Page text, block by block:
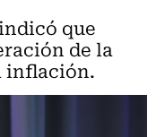
que
de la
inflación.